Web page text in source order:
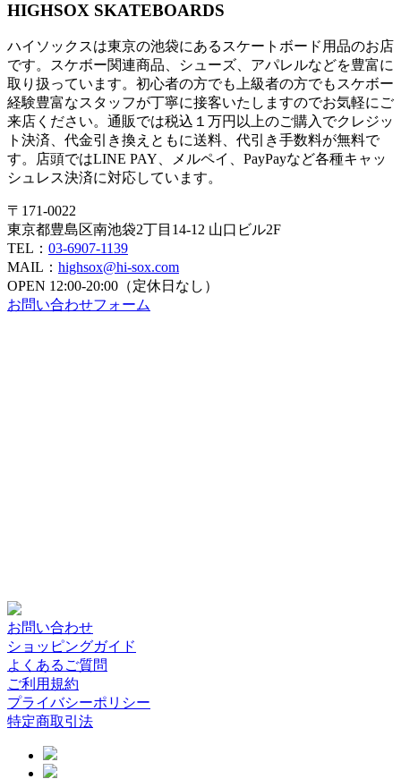
HIGHSOX SKATEBOARDS
ハイソックスは東京の池袋にあるスケートボード用品のお店
です。スケボー関連商品、シューズ、アパレルなどを豊富に
取り扱っています。初心者の方でも上級者の方でもスケボー
経験豊富なスタッフが丁寧に接客いたしますのでお気軽にご
来店ください。通販では税込１万円以上のご購入でクレジッ
ト決済、代金引き換えともに送料、代引き手数料が無料で
す。店頭ではLINE PAY、メルペイ、PayPayなど各種キャッ
シュレス決済に対応しています。
〒171-0022
東京都豊島区南池袋2丁目14-12 山口ビル2F
TEL： 03-6907-1139
MAIL： highsox@hi-sox.com
OPEN 12:00-20:00（定休日なし）
お問い合わせフォーム
お問い合わせ
ショッピングガイド
よくあるご質問
ご利用規約
プライバシーポリシー
特定商取引法